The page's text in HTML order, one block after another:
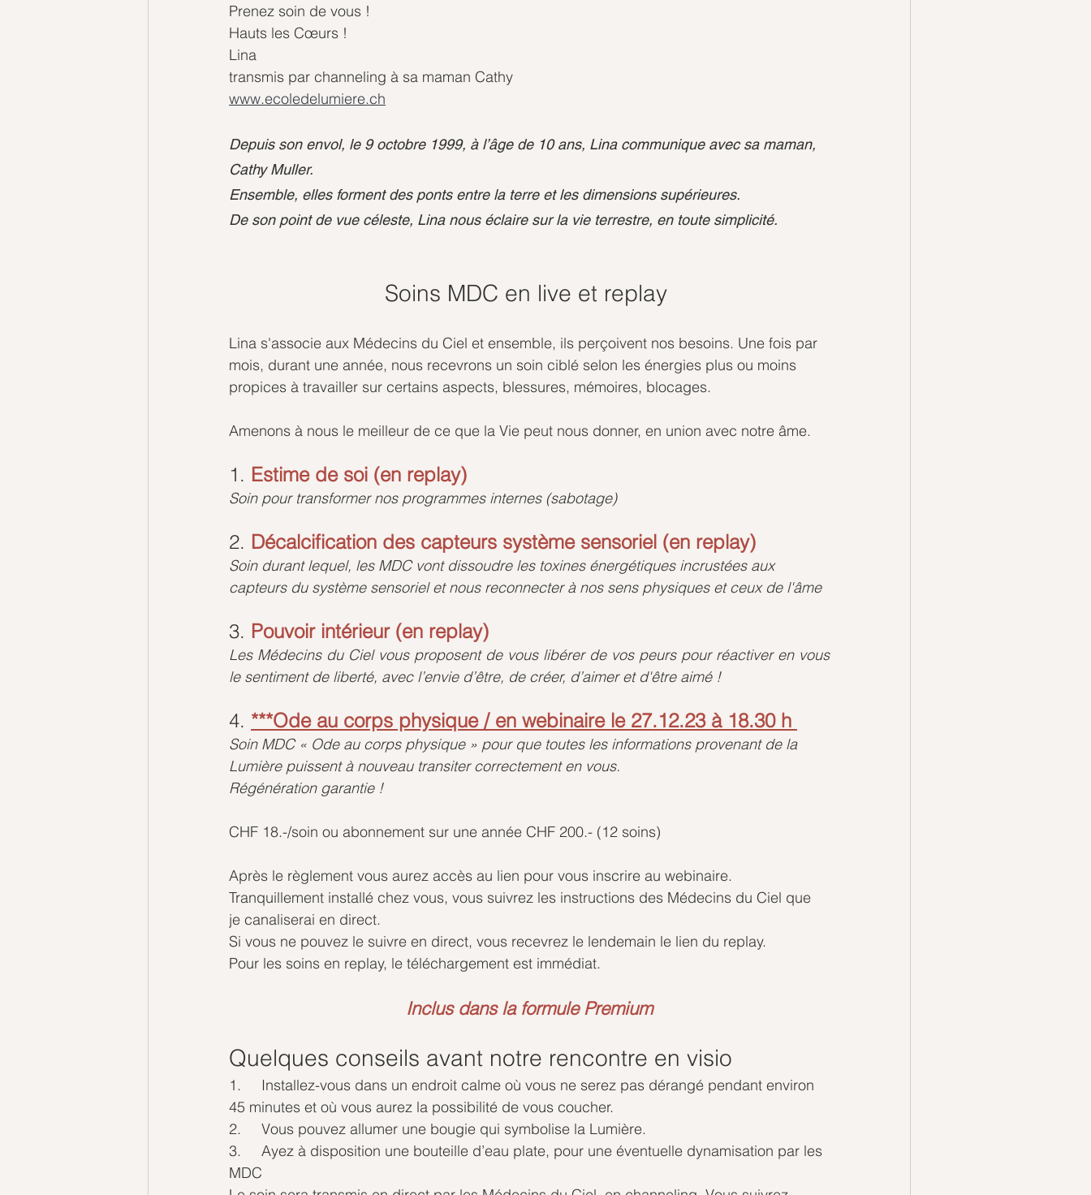
Prenez soin de vous !
Hauts les Cœurs !
Lina
transmis par channeling à sa maman Cathy
www.ecoledelumiere.ch
Depuis son envol, le 9 octobre 1999, à l’âge de 10 ans, Lina communique avec sa maman,
Cathy Muller.
Ensemble, elles forment des ponts entre la terre et les dimensions supérieures.
De son point de vue céleste, Lina nous éclaire sur la vie terrestre, en toute simplicité.
Soins MDC en live et replay
Lina s'associe aux Médecins du Ciel et ensemble, ils perçoivent nos besoins. Une fois par
mois, durant une année, nous recevrons un soin ciblé selon les énergies plus ou moins
propices à travailler sur certains aspects, blessures, mémoires, blocages.
Amenons à nous le meilleur de ce que la Vie peut nous donner, en union avec notre âme.
1. Estime de soi (en replay)
Soin pour transformer nos programmes internes (sabotage)
2. Décalcification des capteurs système sensoriel (en replay)
Soin durant lequel, les MDC vont dissoudre les toxines énergétiques incrustées aux
capteurs du système sensoriel et nous reconnecter à nos sens physiques et ceux de l'âme
3. Pouvoir intérieur (en replay)
Les Médecins du Ciel vous proposent de vous libérer de vos peurs pour réactiver en vous
le sentiment de liberté, avec l’envie d’être, de créer, d’aimer et d'être aimé !
4. ***Ode au corps physique / en webinaire le 27.12.23 à 18.30 h
Soin MDC « Ode au corps physique » pour que toutes les informations provenant de la
Lumière puissent à nouveau transiter correctement en vous.
Régénération garantie !
CHF 18.-/soin ou abonnement sur une année CHF 200.- (12 soins)
Après le règlement vous aurez accès au lien pour vous inscrire au webinaire.
Tranquillement installé chez vous, vous suivrez les instructions des Médecins du Ciel que
je canaliserai en direct.
Si vous ne pouvez le suivre en direct, vous recevrez le lendemain le lien du replay.
Pour les soins en replay, le téléchargement est immédiat.
Inclus dans la formule Premium
Quelques conseils avant notre rencontre en visio
1.     Installez-vous dans un endroit calme où vous ne serez pas dérangé pendant environ
45 minutes et où vous aurez la possibilité de vous coucher.
2.     Vous pouvez allumer une bougie qui symbolise la Lumière.
3.     Ayez à disposition une bouteille d’eau plate, pour une éventuelle dynamisation par les
MDC